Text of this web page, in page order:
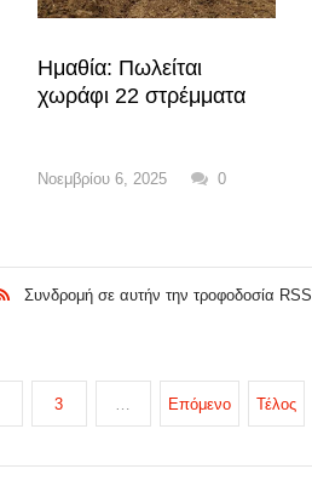
Ημαθία: Πωλείται
χωράφι 22 στρέμματα
Νοεμβρίου 6, 2025 0
Συνδρομή σε αυτήν την τροφοδοσία RSS
3 … Επόμενο Τέλος